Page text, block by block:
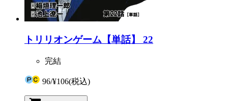
トリリオンゲーム【単話】 22
完結
96/¥106(税込)